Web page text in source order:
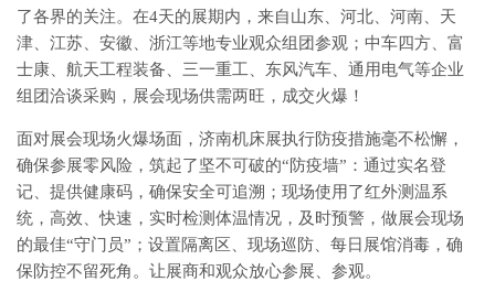
了各界的关注。在4天的展期内，来自山东、河北、河南、天
津、江苏、安徽、浙江等地专业观众组团参观；中车四方、富
士康、航天工程装备、三一重工、东风汽车、通用电气等企业
组团洽谈采购，展会现场供需两旺，成交火爆！
面对展会现场火爆场面，济南机床展执行防疫措施毫不松懈，
确保参展零风险，筑起了坚不可破的“防疫墙”：通过实名登
记、提供健康码，确保安全可追溯；现场使用了红外测温系
统，高效、快速，实时检测体温情况，及时预警，做展会现场
的最佳“守门员”；设置隔离区、现场巡防、每日展馆消毒，确
保防控不留死角。让展商和观众放心参展、参观。